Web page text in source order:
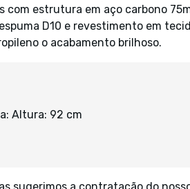
com estrutura em aço carbono
D10 e revestimento em
o acabamento brilhoso.
Altura: 92 cm